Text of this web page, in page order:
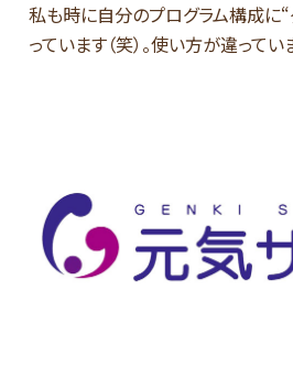
私も時に自分のプログラム構成に
っています（笑）。使い方が違ってい